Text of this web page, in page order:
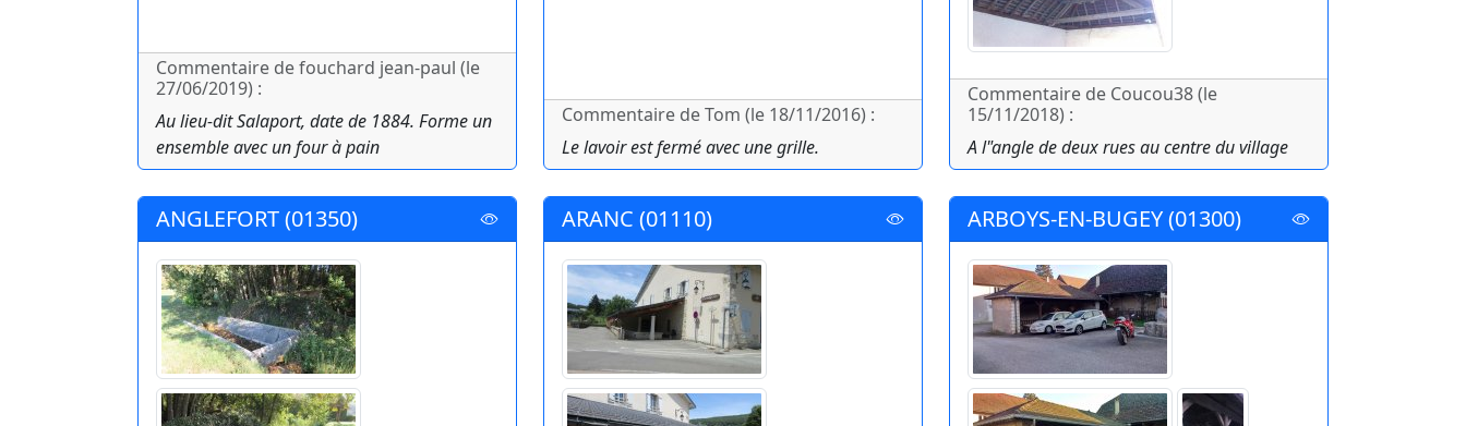
Commentaire de fouchard jean-paul (le
27/06/2019) :
Au lieu-dit Salaport, date de 1884. Forme un
ensemble avec un four à pain
Commentaire de Tom (le 18/11/2016) :
Le lavoir est fermé avec une grille.
Commentaire de Coucou38 (le
15/11/2018) :
A l"angle de deux rues au centre du village
ANGLEFORT (01350) ARANC (01110) ARBOYS-EN-BUGEY (01300)